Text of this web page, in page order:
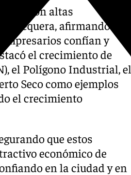
con altas
afirmando que
empresarios confían y
el crecimiento de
el Polígono Industrial, el
Seco como ejemplos
el crecimiento
que estos
económico de
en la ciudad y en